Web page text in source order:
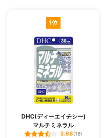
1位
DHC(ディーエイチシー)
マルチミネラル
3.68(16)